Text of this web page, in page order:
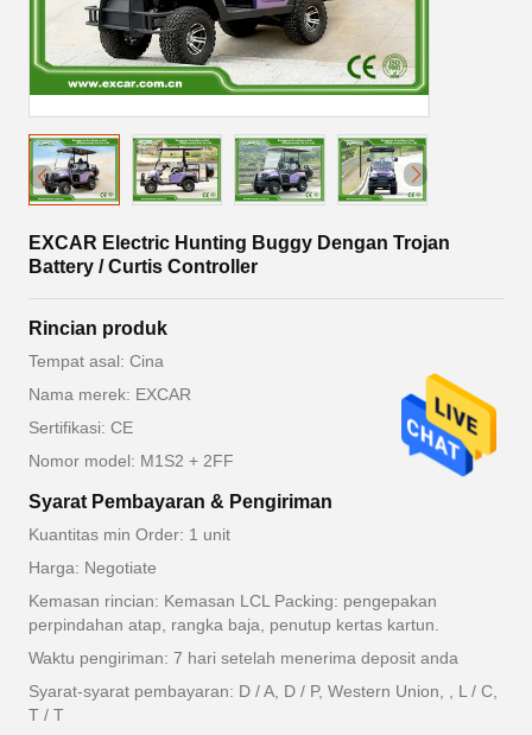
EXCAR Electric Hunting Buggy Dengan Trojan
Battery / Curtis Controller
Rincian produk
Tempat asal: Cina
Nama merek: EXCAR
Sertifikasi: CE
Nomor model: M1S2 + 2FF
Syarat Pembayaran & Pengiriman
Kuantitas min Order: 1 unit
Harga: Negotiate
Kemasan rincian: Kemasan LCL Packing: pengepakan
perpindahan atap, rangka baja, penutup kertas kartun.
Waktu pengiriman: 7 hari setelah menerima deposit anda
Syarat-syarat pembayaran: D / A, D / P, Western Union, , L / C,
T / T